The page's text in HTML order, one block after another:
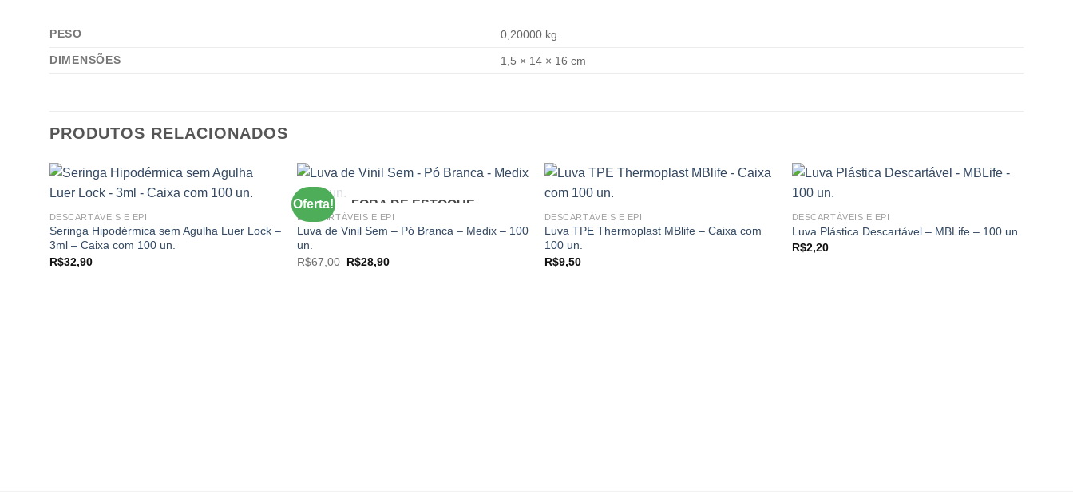
PESO
0,20000 kg
DIMENSÕES
1,5 × 14 × 16 cm
PRODUTOS RELACIONADOS
DESCARTÁVEIS E EPI
Seringa Hipodérmica sem Agulha Luer Lock –
3ml – Caixa com 100 un.
R$32,90
Oferta! FORA DE ESTOQUE
DESCARTÁVEIS E EPI
Luva de Vinil Sem – Pó Branca – Medix – 100
un.
R$67,00 O
R$28,90O
DESCARTÁVEIS E EPI
Luva TPE Thermoplast MBlife – Caixa com
100 un.
R$9,50
DESCARTÁVEIS E EPI
Luva Plástica Descartável – MBLife – 100 un.
R$2,20